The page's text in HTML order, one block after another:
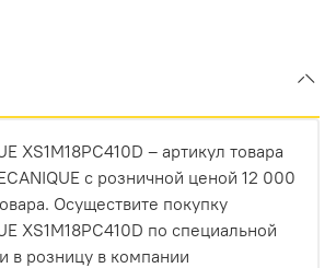
XS1M18PC410D – артикул товара
с розничной ценой 12 000
Осуществите покупку
XS1M18PC410D по специальной
в розницу в компании